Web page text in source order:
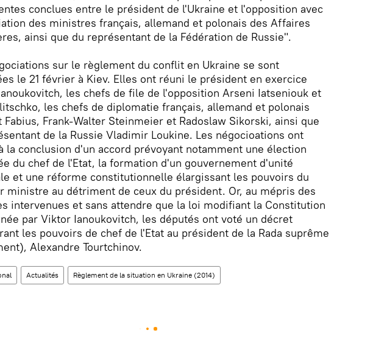
conclues entre le président de l'Ukraine et l'opposition avec
des ministres français, allemand et polonais des Affaires
ainsi que du représentant de la Fédération de Russie".
sur le règlement du conflit en Ukraine se sont
le 21 février à Kiev. Elles ont réuni le président en exercice
les chefs de file de l'opposition Arseni Iatseniouk et
les chefs de diplomatie français, allemand et polonais
Fabius, Frank-Walter Steinmeier et Radoslaw Sikorski, ainsi que
de la Russie Vladimir Loukine. Les négocioations ont
la conclusion d'un accord prévoyant notamment une élection
du chef de l'Etat, la formation d'un gouvernement d'unité
et une réforme constitutionnelle élargissant les pouvoirs du
ministre au détriment de ceux du président. Or, au mépris des
intervenues et sans attendre que la loi modifiant la Constitution
par Viktor Ianoukovitch, les députés ont voté un décret
les pouvoirs de chef de l'Etat au président de la Rada suprême
Alexandre Tourtchinov.
Actualités Règlement de la situation en Ukraine (2014)